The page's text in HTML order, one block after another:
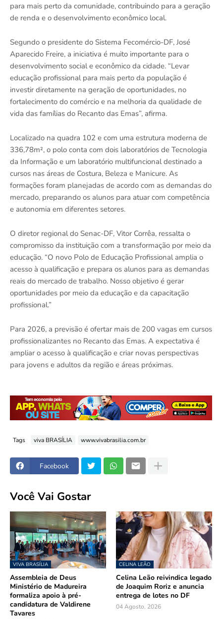
para mais perto da comunidade, contribuindo para a geração
de renda e o desenvolvimento econômico local.
Segundo o presidente do Sistema Fecomércio-DF, José
Aparecido Freire, a iniciativa é muito importante para o
desenvolvimento social e econômico da cidade. “Levar
educação profissional para mais perto da população é
investir diretamente na geração de oportunidades, no
fortalecimento do comércio e na melhoria da qualidade de
vida das famílias do Recanto das Emas”, afirma.
Localizado na quadra 102 e com uma estrutura moderna de
336,78m², o polo conta com dois laboratórios de Tecnologia
da Informação e um laboratório multifuncional destinado a
cursos nas áreas de Costura, Beleza e Manicure. As
formações foram planejadas de acordo com as demandas do
mercado, preparando os alunos para atuar com competência
e autonomia em diferentes setores.
O diretor regional do Senac-DF, Vitor Corrêa, ressalta o
compromisso da instituição com a transformação por meio da
educação. “O novo Polo de Educação Profissional amplia o
acesso à qualificação e prepara os alunos para as demandas
reais do mercado de trabalho. Nosso objetivo é gerar
oportunidades por meio da educação e da capacitação
profissional.”
Para 2026, a previsão é ofertar mais de 200 vagas em cursos
profissionalizantes no Recanto das Emas. A expectativa é
ampliar o acesso à qualificação e criar novas perspectivas
para jovens e adultos da região e áreas próximas.
Tags viva BRASÍLIA www.vivabrasilia.com.br
Facebook
Você Vai Gostar
VIVA BRASÍLIA
Assembleia de Deus
Ministério de Madureira
formaliza apoio à pré-
candidatura de Valdirene
Tavares
CELINA LEÃO
Celina Leão reivindica legado
de Joaquim Roriz e anuncia
entrega de lotes no DF
04 Agosto, 2026